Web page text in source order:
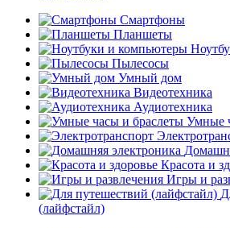
Смартфоны
Планшеты
Пылесосы
Умный дом
Видеотехника
Аудиотехника
Умные
Красота и
Игры и
(лайфстайл)